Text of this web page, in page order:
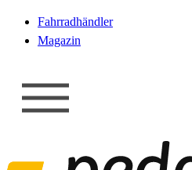
Fahrradhändler
Magazin